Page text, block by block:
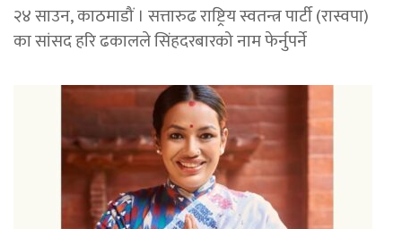
२४ साउन, काठमाडौं । सत्तारुढ राष्ट्रिय स्वतन्त्र पार्टी (रास्वपा)
का सांसद हरि ढकालले सिंहदरबारको नाम फेर्नुपर्ने